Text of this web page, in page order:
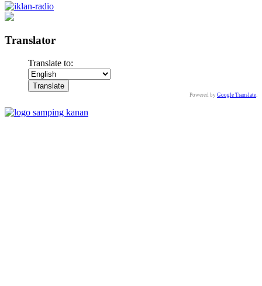
Translator
Translate to:
Powered by Google Translate.